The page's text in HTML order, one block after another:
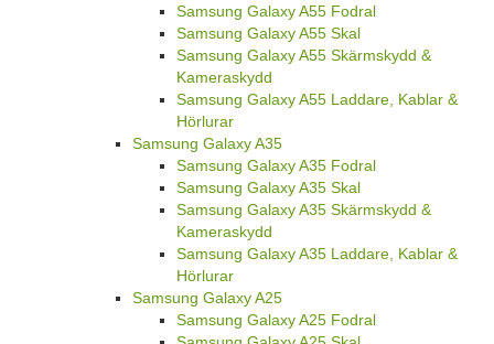
Samsung Galaxy A55 Fodral
Samsung Galaxy A55 Skal
Samsung Galaxy A55 Skärmskydd &
Kameraskydd
Samsung Galaxy A55 Laddare, Kablar &
Hörlurar
Samsung Galaxy A35
Samsung Galaxy A35 Fodral
Samsung Galaxy A35 Skal
Samsung Galaxy A35 Skärmskydd &
Kameraskydd
Samsung Galaxy A35 Laddare, Kablar &
Hörlurar
Samsung Galaxy A25
Samsung Galaxy A25 Fodral